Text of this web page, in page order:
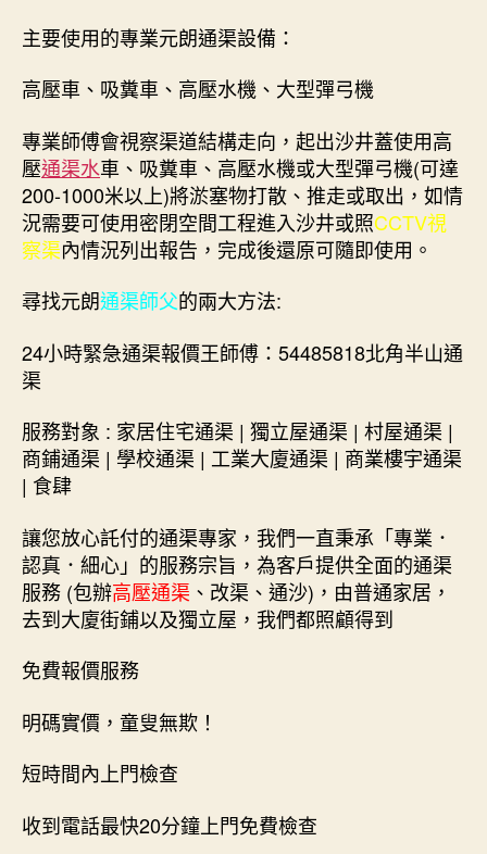
主要使用的專業元朗通渠設備：
高壓車、吸糞車、高壓水機、大型彈弓機
專業師傅會視察渠道結構走向，起出沙井蓋使用高
壓通渠水車、吸糞車、高壓水機或大型彈弓機(可達
200-1000米以上)將淤塞物打散、推走或取出，如情
況需要可使用密閉空間工程進入沙井或照CCTV視
察渠內情況列出報告，完成後還原可隨即使用。
尋找元朗通渠師父的兩大方法:
24小時緊急通渠報價王師傅：54485818北角半山通
渠
服務對象 : 家居住宅通渠 | 獨立屋通渠 | 村屋通渠 |
商鋪通渠 | 學校通渠 | 工業大廈通渠 | 商業樓宇通渠
| 食肆
讓您放心託付的通渠專家，我們一直秉承「專業．
認真．細心」的服務宗旨，為客戶提供全面的通渠
服務 (包辦高壓通渠 、改渠、通沙)，由普通家居，
去到大廈街鋪以及獨立屋，我們都照顧得到
免費報價服務
明碼實價，童叟無欺！
短時間內上門檢查
收到電話最快20分鐘上門免費檢查